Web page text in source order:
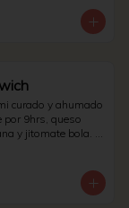
curado y ahumado
por 9hrs, queso
y jitomate bola. *